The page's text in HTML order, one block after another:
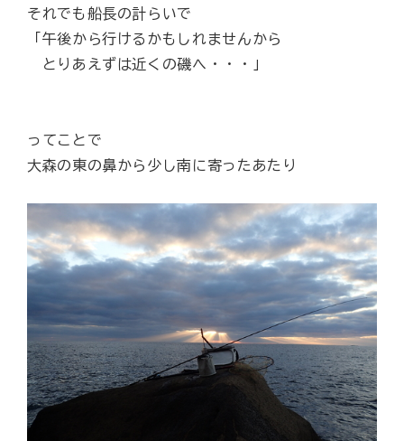
それでも船長の計らいで
「午後から行けるかもしれませんから
とりあえずは近くの磯へ・・・」
ってことで
大森の東の鼻から少し南に寄ったあたり